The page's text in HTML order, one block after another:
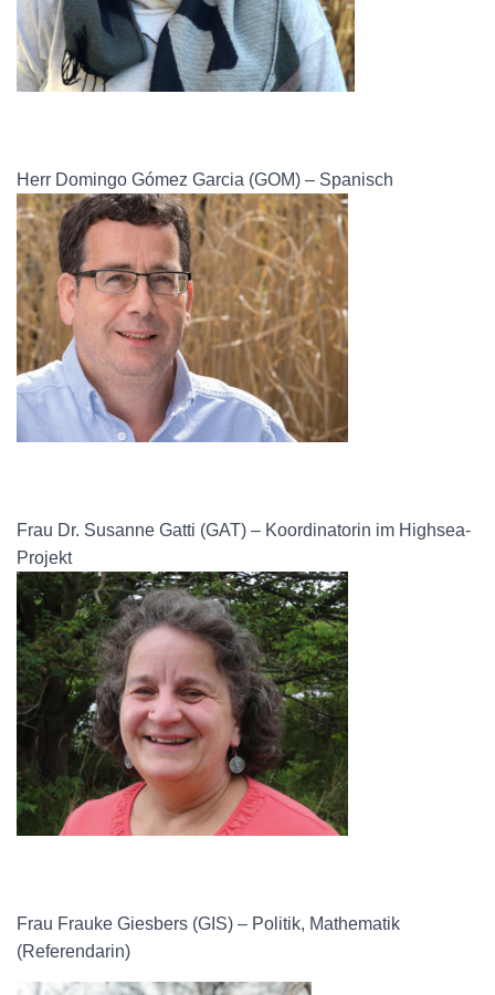
Herr Domingo Gómez Garcia (GOM) – Spanisch
Frau Dr. Susanne Gatti (GAT) – Koordinatorin im Highsea-
Projekt
Frau Frauke Giesbers (GIS) – Politik, Mathematik
(Referendarin)